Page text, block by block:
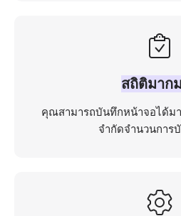
สถิติมาก
คุณสามารถบันทึกหน้าจอได้มา
จำกัดจำนวนการ